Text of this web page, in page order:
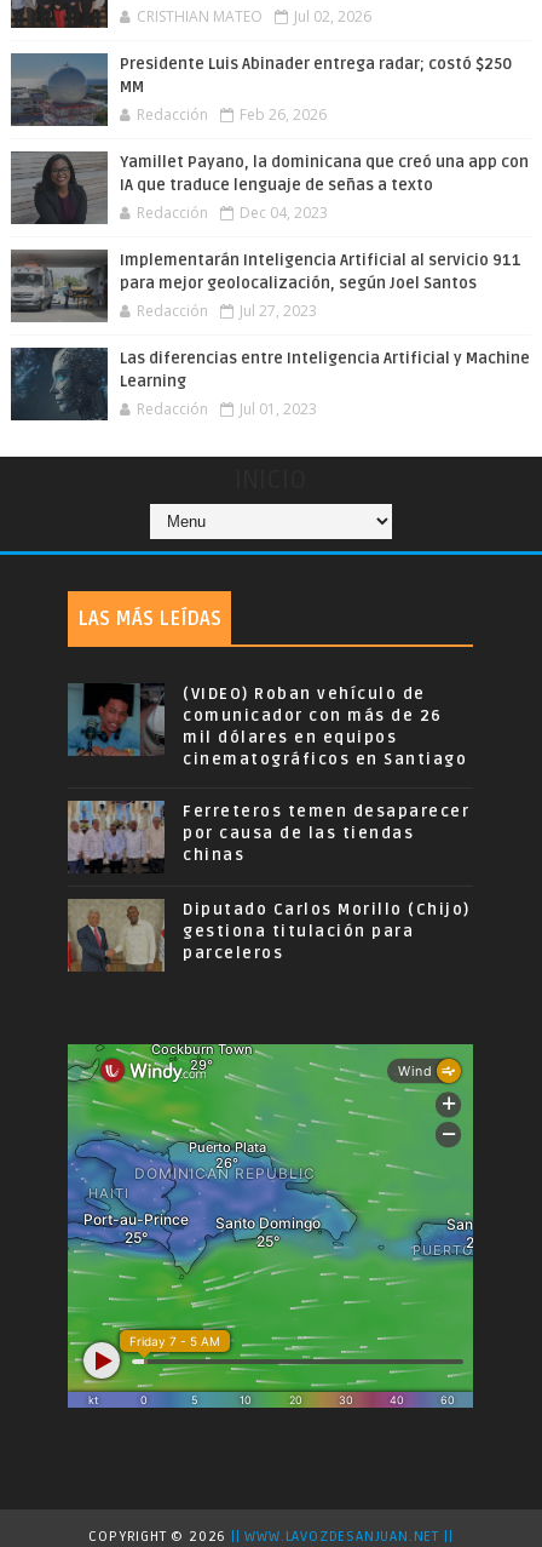
CRISTHIAN MATEO Jul 02, 2026
Presidente Luis Abinader entrega radar; costó $250
MM
Redacción Feb 26, 2026
Yamillet Payano, la dominicana que creó una app con
IA que traduce lenguaje de señas a texto
Redacción Dec 04, 2023
Implementarán Inteligencia Artificial al servicio 911
para mejor geolocalización, según Joel Santos
Redacción Jul 27, 2023
Las diferencias entre Inteligencia Artificial y Machine
Learning
Redacción Jul 01, 2023
LAS MÁS LEÍDAS
(VIDEO) Roban vehículo de
comunicador con más de 26
mil dólares en equipos
cinematográficos en Santiago
Ferreteros temen desaparecer
por causa de las tiendas
chinas
Diputado Carlos Morillo (Chijo)
gestiona titulación para
parceleros
COPYRIGHT © 2026 || WWW.LAVOZDESANJUAN.NET ||